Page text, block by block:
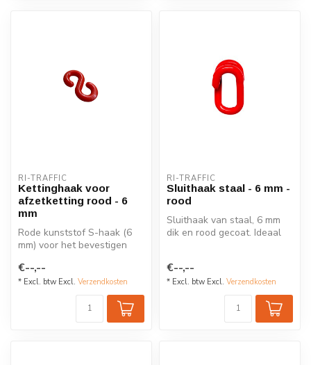
RI-TRAFFIC
Kettinghaak voor
afzetketting rood - 6
mm
Rode kunststof S-haak (6
mm) voor het bevestigen
kettingp...
€--,--
* Excl. btw Excl. Verzendkosten
RI-TRAFFIC
Sluithaak staal - 6 mm -
rood
Sluithaak van staal, 6 mm
dik en rood gecoat. Ideaal
€--,--
* Excl. btw Excl. Verzendkosten